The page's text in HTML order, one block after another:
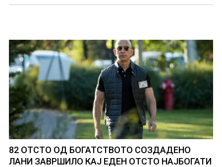
82 ОТСТО ОД БОГАТСТВОТО СОЗДАДЕНО
ЛАНИ ЗАВРШИЛО КАЈ ЕДЕН ОТСТО НАЈБОГАТИ